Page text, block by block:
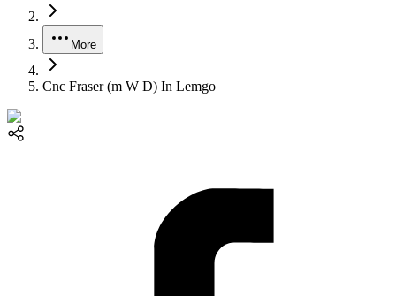
More
Cnc Fraser (m W D) In Lemgo